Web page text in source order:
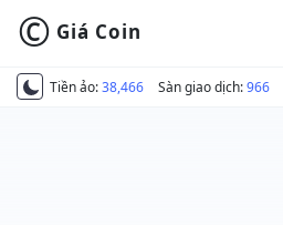
Tiền ảo:38,466 Sàn giao dịch:966
© Giá Coin